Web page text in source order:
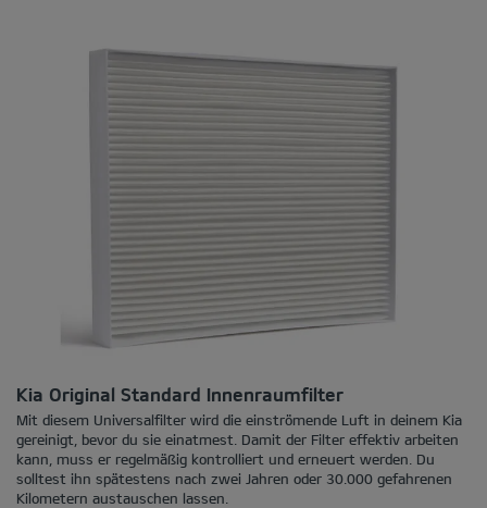
Kia Original Standard Innenraumfilter
Mit diesem Universalfilter wird die einströmende Luft in deinem Kia
gereinigt, bevor du sie einatmest. Damit der Filter effektiv arbeiten
kann, muss er regelmäßig kontrolliert und erneuert werden. Du
solltest ihn spätestens nach zwei Jahren oder 30.000 gefahrenen
Kilometern austauschen lassen.